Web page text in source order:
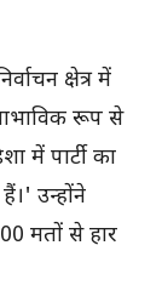
क्षेत्र में
रूप से
में पार्टी का
उन्होंने
मतों से हार